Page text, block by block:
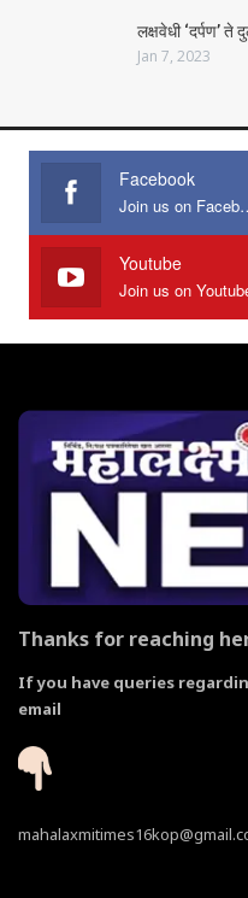
लक्षवेधी ‘दर्पण’ ते
Jan 7, 2023
Facebook
Join
Youtube
Join us on
Thanks for reaching
If you have queries
email